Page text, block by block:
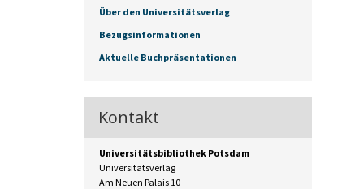
Über den Universitätsverlag
Bezugsinformationen
Aktuelle Buchpräsentationen
Kontakt
Universitätsbibliothek Potsdam
Universitätsverlag
Am Neuen Palais 10